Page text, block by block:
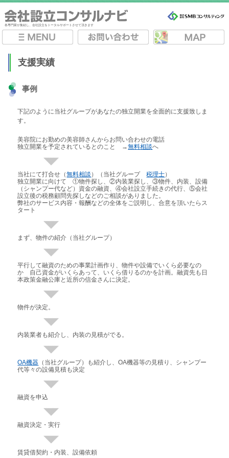
各専門家が集結し、会社設立をトータルサポートさせて頂きます
支援実績
事例
下記のように当社グループがあなたの独立開業を全面的に支援致しま
す。
美容院にお勤めの美容師さんからお問い合わせの電話
独立開業を予定されているとのこと →無料相談へ
当社にて打合せ（無料相談 ）（当社グループ税理士）
独立開業に向けて ①物件探し、②内装業探し、③物件、内装、設備
（シャンプー代など）資金の融資、④会社設立手続きの代行、⑤会社
設立後の税務顧問先探しなどのご相談がありました。
弊社のサービス内容・報酬などの全体をご説明し、合意を頂いたらス
タート
まず、物件の紹介 （当社グループ）
平行して融資のための事業計画作り、物件や設備でいくら必要なの
か 自己資金がいくらあって、いくら借りるのかを計画。融資先も日
本政策金融公庫と近所の信金さんに決定。
物件が決定。
内装業者も紹介し、内装の見積がでる。
OA機器 （当社グループ）も紹介し、OA機器等の見積り、シャンプー
代等々の設備見積も決定
融資を申込
融資決定・実行
賃貸借契約・内装、設備依頼